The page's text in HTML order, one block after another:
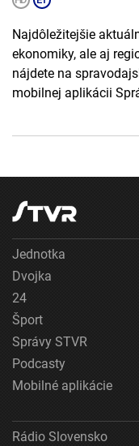
Najdôležitejšie
ekonomiky, ale aj
nájdete na
mobilnej aplikácii
Jednotka
Dvojka
24
Šport
Správy STVR
Podcasty
Mobilné aplikácie
Rádio Slovensko